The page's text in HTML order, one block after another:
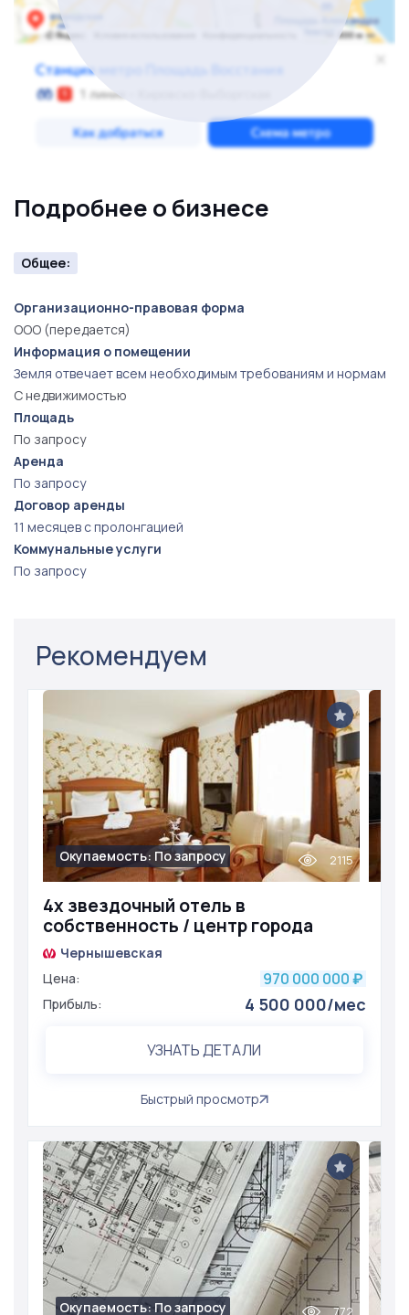
Подробнее о бизнесе
Общее:
Организационно-правовая форма
ООО (передается)
Информация о помещении
Земля отвечает всем необходимым требованиям и нормам
С недвижимостью
Площадь
По запросу
Аренда
По запросу
Договор аренды
11 месяцев с пролонгацией
Коммунальные услуги
По запросу
Рекомендуем
4х звездочный отель в
собственность / центр города
Окупаемость: По запросу 2115
Чернышевская
Цена:
970 000 000 ₽
Прибыль: 4 500 000/мес
УЗНАТЬ ДЕТАЛИ
Быстрый просмотр
Окупаемость: По запросу 772